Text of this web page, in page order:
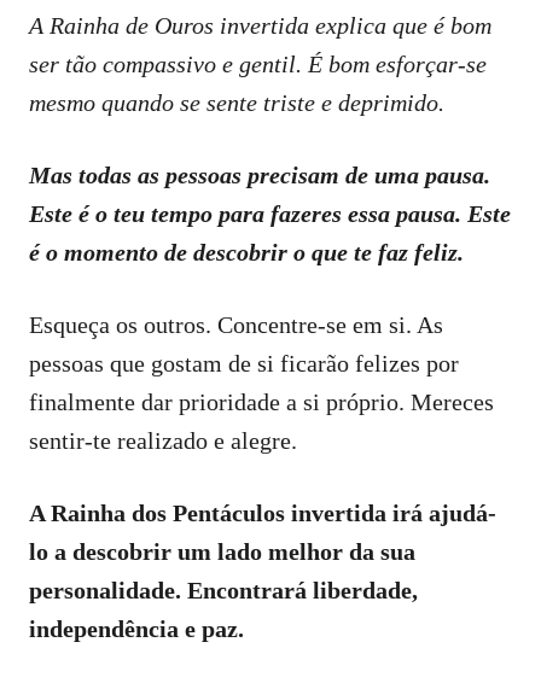
A Rainha de Ouros invertida explica que é bom
ser tão compassivo e gentil. É bom esforçar-se
mesmo quando se sente triste e deprimido.
Mas todas as pessoas precisam de uma pausa.
Este é o teu tempo para fazeres essa pausa. Este
é o momento de descobrir o que te faz feliz.
Esqueça os outros. Concentre-se em si. As
pessoas que gostam de si ficarão felizes por
finalmente dar prioridade a si próprio. Mereces
sentir-te realizado e alegre.
A Rainha dos Pentáculos invertida irá ajudá-
lo a descobrir um lado melhor da sua
personalidade. Encontrará liberdade,
independência e paz.